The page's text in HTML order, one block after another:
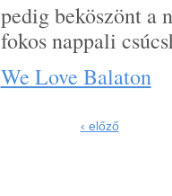
pedig beköszönt a
fokos nappali
We Love Balaton
‹ előző